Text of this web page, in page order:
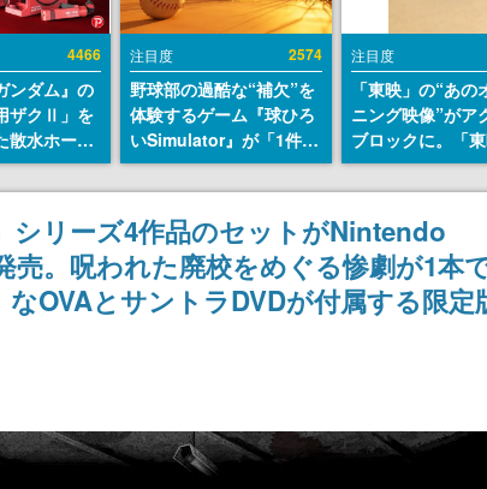
4466
ンダム』の
ザクⅡ」を
散水ホース
開始。本体
パーソナル
ン公国軍の
型式番号な
注目度 2574
野球部の過酷な“補欠”を
体験するゲーム『球ひろ
いSimulator』が「1件」
のウィッシュリストをも
とにチェコ語に対応し
SNSで話題に。『キング
ダム・カム』開発元やチ
ェコのプロ野球選手から
称賛の声
注目度
「東映」の“あの
ニング映像”がア
ブロックに。「
トリカル グッズ
ョン」が8月下旬
売
シリーズ4作品のセットがNintendo
売。呪われた廃校をめぐる惨劇が1本
OVAとサントラDVDが付属する限定